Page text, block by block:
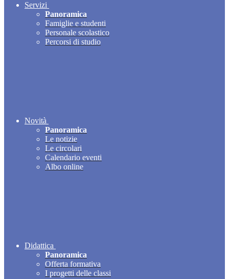
Servizi
Panoramica
Famiglie e studenti
Personale scolastico
Percorsi di studio
Novità
Panoramica
Le notizie
Le circolari
Calendario eventi
Albo online
Didattica
Panoramica
Offerta formativa
I progetti delle classi